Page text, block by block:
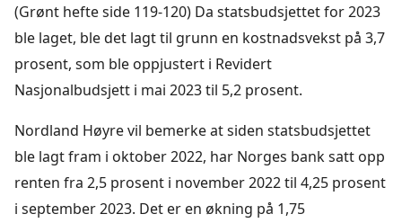
(Grønt hefte side 119-120) Da statsbudsjettet for 2023
ble laget, ble det lagt til grunn en kostnadsvekst på 3,7
prosent, som ble oppjustert i Revidert
Nasjonalbudsjett i mai 2023 til 5,2 prosent.
Nordland Høyre vil bemerke at siden statsbudsjettet
ble lagt fram i oktober 2022, har Norges bank satt opp
renten fra 2,5 prosent i november 2022 til 4,25 prosent
i september 2023. Det er en økning på 1,75